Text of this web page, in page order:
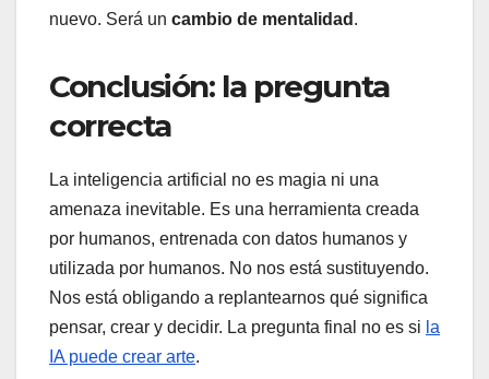
nuevo. Será un cambio de mentalidad .
Conclusión: la pregunta
correcta
La inteligencia artificial no es magia ni una
amenaza inevitable. Es una herramienta creada
por humanos, entrenada con datos humanos y
utilizada por humanos. No nos está sustituyendo.
Nos está obligando a replantearnos qué significa
pensar, crear y decidir. La pregunta final no es si la
IA puede crear arte.